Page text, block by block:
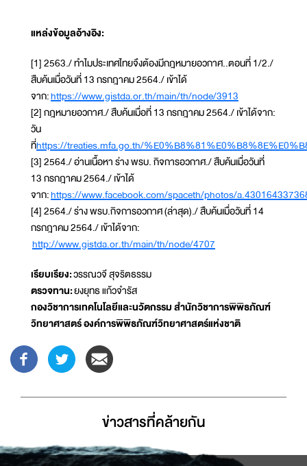
แหล่งข้อมูลอ้างอิง:
[1] 2563./ ทำไมประเทศไทยจึงต้องมีกฎหมายอวกาศ..ตอนที่ 1/2./
สืบค้นเมื่อวันที่ 13 กรกฎาคม 2564./ เข้าได้
จาก:https://www.gistda.or.th/main/th/node/3913
[2] กฎหมายอวกาศ./ สืบค้นเมื่อที่ 13 กรกฎาคม 2564./ เข้าได้จาก:
วัน
ที่https://treaties.mfa.go.th/
[3] 2564./ อ่านเนื้อหา ร่าง พรบ. กิจการอวกาศ./ สืบค้นเมื่อวันที่
13 กรกฎาคม 2564./ เข้าได้
จาก:https://www.facebook.com/spaceth/photos/
[4] 2564./ ร่าง พรบ.กิจการอวกาศ (ล่าสุด)./ สืบค้นเมื่อวันที่ 14
กรกฎาคม 2564./ เข้าได้จาก:
http://www.gistda.or.th/main/th/node/4707
เรียบเรียง:วรรณวจี สุจริตธรรม
ตรวจทาน:ยงยุทธ แก้วจำรัส
กองวิชาการเทคโนโลยีและนวัตกรรม สำนักวิชาการพิพิธภัณฑ์
วิทยาศาสตร์ องค์การพิพิธภัณฑ์วิทยาศาสตร์แห่งชาติ
ข่าวสารที่่คล้ายกัน